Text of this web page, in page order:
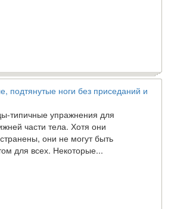
подтянутые ноги без приседаний и
типичные упражнения для
части тела. Хотя они
они не могут быть
для всех. Некоторые...